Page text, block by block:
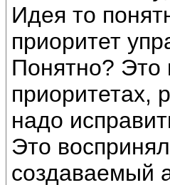
Идея то
приоритет
Понятно?
приоритетах,
надо
Это
создаваемый